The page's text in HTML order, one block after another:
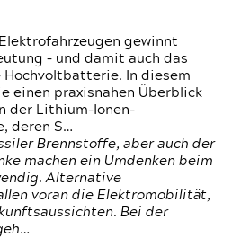
gewinnt
– und damit auch das
Hochvoltbatterie. In diesem
einen praxisnahen Überblick
der Lithium-Ionen-
deren S…
Brennstoffe, aber auch der
machen ein Umdenken beim
Alternative
voran die Elektromobilität,
Bei der